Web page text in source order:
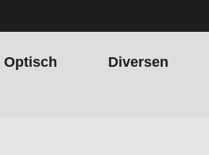
Optisch Diversen